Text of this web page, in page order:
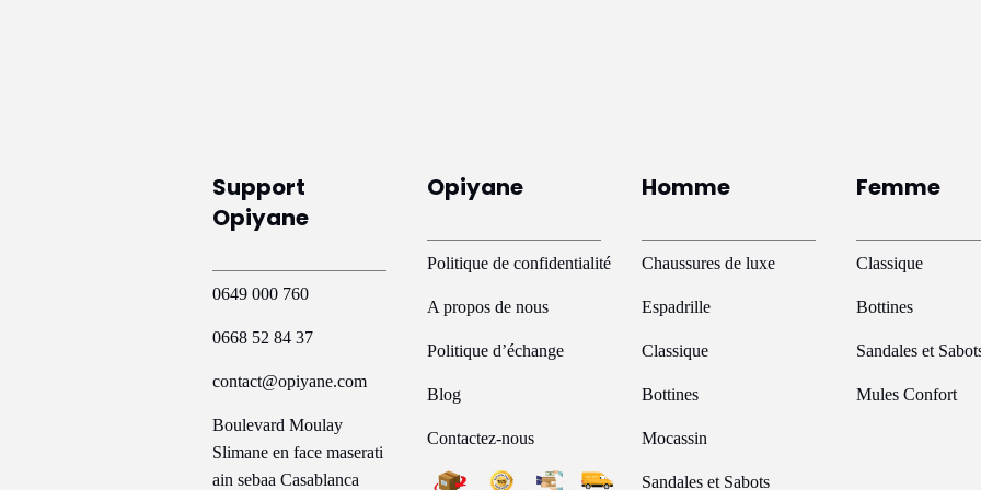
Support
Opiyane
0649 000 760
0668 52 84 37
contact@opiyane.com
Boulevard Moulay
Slimane en face maserati
ain sebaa Casablanca
Opiyane
Politique de confidentialité
A propos de nous
Politique d’échange
Blog
Contactez-nous
Homme
Chaussures de luxe
Espadrille
Classique
Bottines
Mocassin
Sandales et Sabots
Femme
Classique
Bottines
Sandales et
Mules Confort